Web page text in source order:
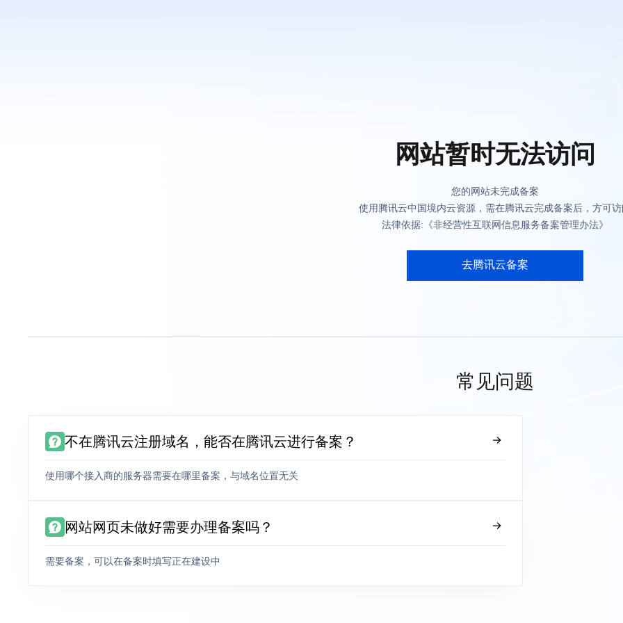
网站暂时无法访问
您的网站未完成备案
使用腾讯云中国境内云资源，需在腾讯云完成备案后，方可
法律依据:《非经营性互联网信息服务备案管理办法》
去腾讯云备案
常见问题
不在腾讯云注册域名，能否在腾讯云进行备案？
使用哪个接入商的服务器需要在哪里备案，与域名位置无关
网站网页未做好需要办理备案吗？
需要备案，可以在备案时填写正在建设中